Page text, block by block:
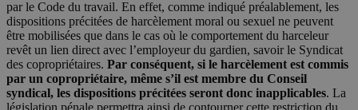
par le Code du travail. En effet, comme indiqué préalablement, les
dispositions précitées de harcèlement moral ou sexuel ne peuvent
être mobilisées que dans le cas où le comportement du harceleur
revêt un lien direct avec l’employeur du gardien, savoir le Syndicat
des copropriétaires. Par conséquent, si le harcèlement est commis
par un copropriétaire, même s’il est membre du Conseil
syndical, les dispositions précitées seront donc inapplicables. La
législation pénale permettra ainsi de contourner cette restriction du